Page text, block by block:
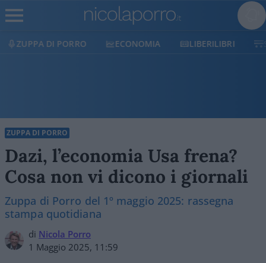
ECONOMIA LIBERILIBRI SHOP SOSTIENICI
ZUPPA DI PORRO
Dazi, l’economia Usa frena?
Cosa non vi dicono i giornali
Zuppa di Porro del 1º maggio 2025: rassegna
stampa quotidiana
di Nicola Porro
1 Maggio 2025, 11:59